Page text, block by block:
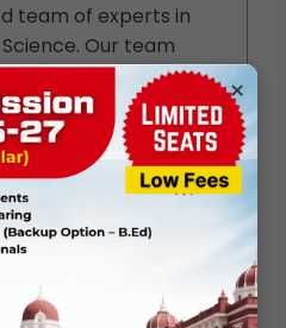
team of experts in
Our team
who have devoted
the subject "Political
our knowledge and
we are providing our
information about
competitive
JRF, CUET-PG, BA -
PhD / Assistant
study material.
×